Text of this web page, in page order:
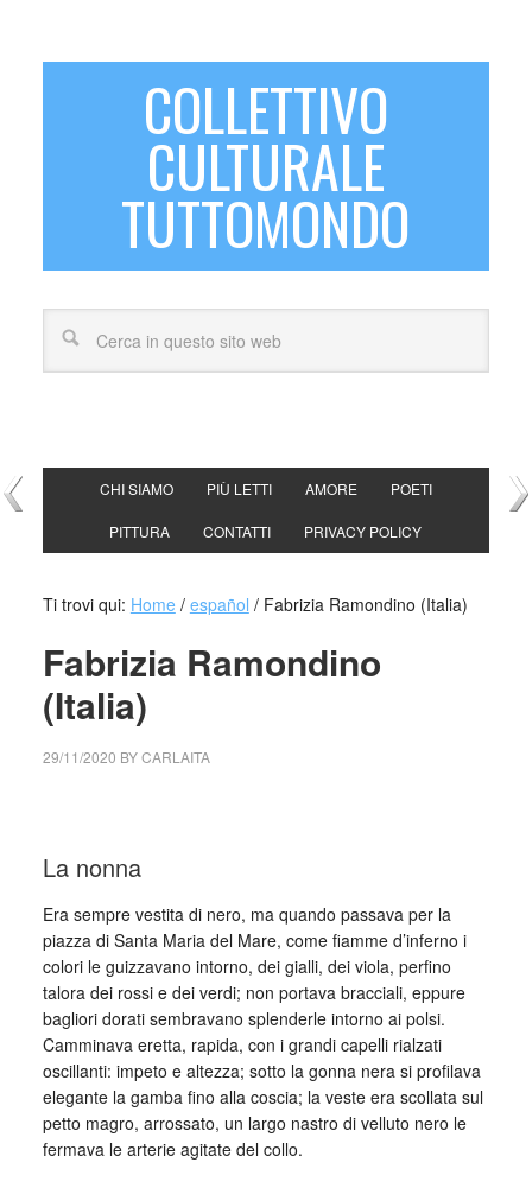
COLLETTIVO
CULTURALE
TUTTOMONDO
CHI SIAMO PIÙ LETTI AMORE POETI
PITTURA CONTATTI PRIVACY POLICY
Ti trovi qui: Home / español /Fabrizia Ramondino (Italia)
Fabrizia Ramondino
(Italia)
29/11/2020 BYCARLAITA
La nonna
Era sempre vestita di nero, ma quando passava per la
piazza di Santa Maria del Mare, come fiamme d’inferno i
colori le guizzavano intorno, dei gialli, dei viola, perfino
talora dei rossi e dei verdi; non portava bracciali, eppure
bagliori dorati sembravano splenderle intorno ai polsi.
Camminava eretta, rapida, con i grandi capelli rialzati
oscillanti: impeto e altezza; sotto la gonna nera si profilava
elegante la gamba fino alla coscia; la veste era scollata sul
petto magro, arrossato, un largo nastro di velluto nero le
fermava le arterie agitate del collo.